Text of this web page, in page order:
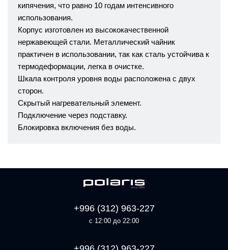
кипячения, что равно 10 годам интенсивного
использования.
Корпус изготовлен из высококачественной
нержавеющей стали. Металлический чайник
практичен в использовании, так как сталь устойчива к
термодеформации, легка в очистке.
Шкала контроля уровня воды расположена с двух
сторон.
Скрытый нагревательный элемент.
Подключение через подставку.
Блокировка включения без воды.
+996 (312) 963-227
с 12:00 до 22:00